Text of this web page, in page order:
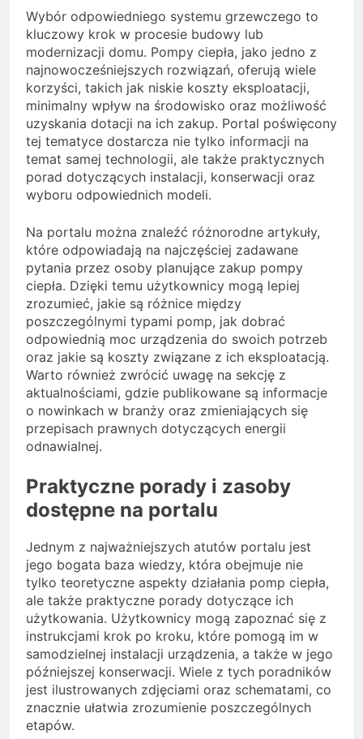
Wybór odpowiedniego systemu grzewczego to
kluczowy krok w procesie budowy lub
modernizacji domu. Pompy ciepła, jako jedno z
najnowocześniejszych rozwiązań, oferują wiele
korzyści, takich jak niskie koszty eksploatacji,
minimalny wpływ na środowisko oraz możliwość
uzyskania dotacji na ich zakup. Portal poświęcony
tej tematyce dostarcza nie tylko informacji na
temat samej technologii, ale także praktycznych
porad dotyczących instalacji, konserwacji oraz
wyboru odpowiednich modeli.
Na portalu można znaleźć różnorodne artykuły,
które odpowiadają na najczęściej zadawane
pytania przez osoby planujące zakup pompy
ciepła. Dzięki temu użytkownicy mogą lepiej
zrozumieć, jakie są różnice między
poszczególnymi typami pomp, jak dobrać
odpowiednią moc urządzenia do swoich potrzeb
oraz jakie są koszty związane z ich eksploatacją.
Warto również zwrócić uwagę na sekcję z
aktualnościami, gdzie publikowane są informacje
o nowinkach w branży oraz zmieniających się
przepisach prawnych dotyczących energii
odnawialnej.
Praktyczne porady i zasoby
dostępne na portalu
Jednym z najważniejszych atutów portalu jest
jego bogata baza wiedzy, która obejmuje nie
tylko teoretyczne aspekty działania pomp ciepła,
ale także praktyczne porady dotyczące ich
użytkowania. Użytkownicy mogą zapoznać się z
instrukcjami krok po kroku, które pomogą im w
samodzielnej instalacji urządzenia, a także w jego
późniejszej konserwacji. Wiele z tych poradników
jest ilustrowanych zdjęciami oraz schematami, co
znacznie ułatwia zrozumienie poszczególnych
etapów.